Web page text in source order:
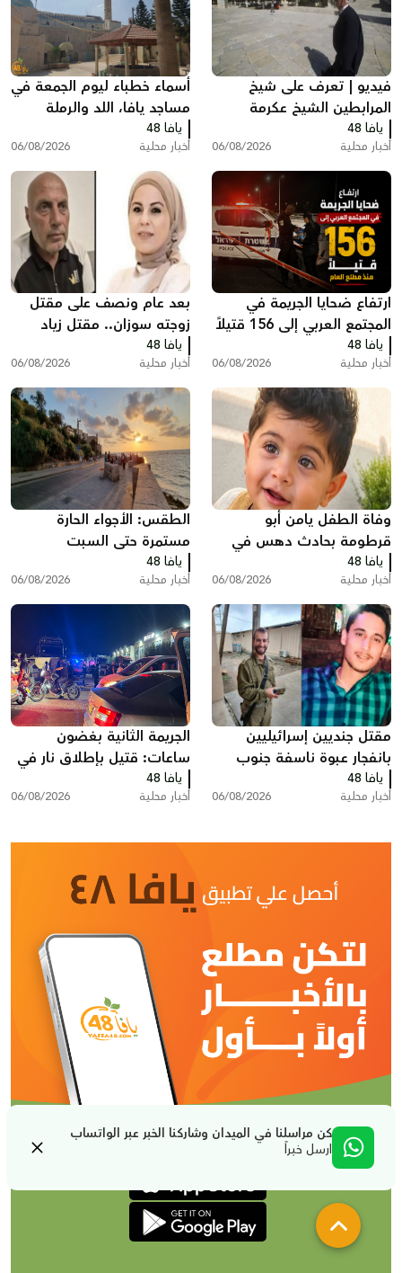
كن مراسلنا في الميدان وشاركنا الخبر عبر الواتساب
ارسل خبراً
فيديو | تعرف على شيخ
المرابطين الشيخ عكرمة
صبري
يافا 48
أخبار محلية 06/08/2026
أسماء خطباء ليوم الجمعة في
مساجد يافا، اللد والرملة
يافا 48
أخبار محلية 06/08/2026
ارتفاع ضحايا الجريمة في
المجتمع العربي إلى 156 قتيلاً
منذ مطلع العام
يافا 48
أخبار محلية 06/08/2026
بعد عام ونصف على مقتل
زوجته سوزان.. مقتل زياد
بشارة من الطيرة في الطيبة
يافا 48
أخبار محلية 06/08/2026
وفاة الطفل يامن أبو
قرطومة بحادث دهس في
عرعرة
يافا 48
أخبار محلية 06/08/2026
الطقس: الأجواء الحارة
مستمرة حتى السبت
يافا 48
أخبار محلية 06/08/2026
مقتل جنديين إسرائيليين
بانفجار عبوة ناسفة جنوب
لبنان
يافا 48
أخبار محلية 06/08/2026
الجريمة الثانية بغضون
ساعات: قتيل بإطلاق نار في
المقيبلة
يافا 48
أخبار محلية 06/08/2026